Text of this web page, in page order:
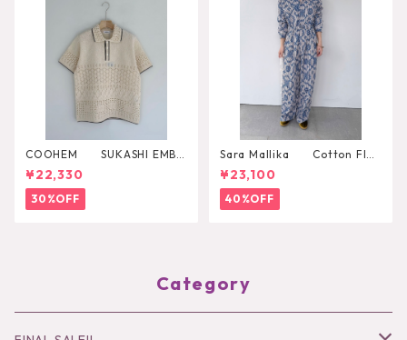
COOHEM SUKASHI EMBO
SSED KNIT PULLOVER
¥22,330
30%OFF
Sara Mallika Cotton Flo
wer Signal Print All In One
¥23,100
40%OFF
Category